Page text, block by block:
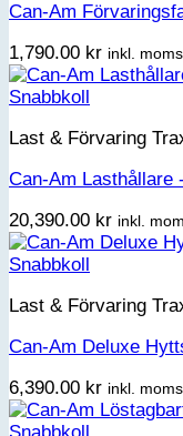
Can-Am
1,790.00 kr inkl. moms
Snabbkoll
Last & Förvaring
Can-Am Lasthållare
20,390.00 kr inkl.
Snabbkoll
Last & Förvaring
Can-Am Deluxe
6,390.00 kr inkl. moms